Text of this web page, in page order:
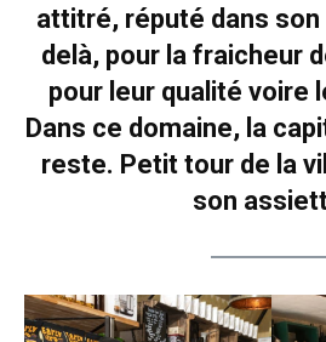
attitré, réputé dans son
delà, pour la fraicheur
pour leur qualité voire
Dans ce domaine, la
reste. Petit tour de la
son